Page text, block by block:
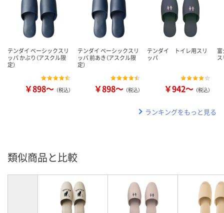
テンダイ ベーシックスリ
ッパ かぶり（アスクル限
定）
￥898～ （税込）
テンダイ ベーシックスリ
ッパ 前あき（アスクル限
定）
￥898～ （税込）
テンダイ トイレ用スリ
ッパ
￥942～ （税込）
ランキングをもっと見る
類似商品と比較